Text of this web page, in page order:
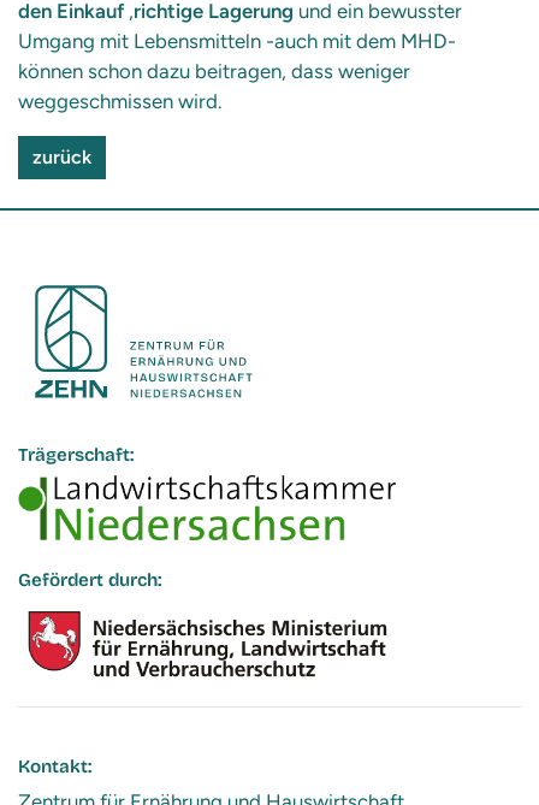
den Einkauf,richtige Lagerung und ein bewusster
Umgang mit Lebensmitteln -auch mit dem MHD-
können schon dazu beitragen, dass weniger
weggeschmissen wird.
zurück
Trägerschaft:
Gefördert durch:
Kontakt: